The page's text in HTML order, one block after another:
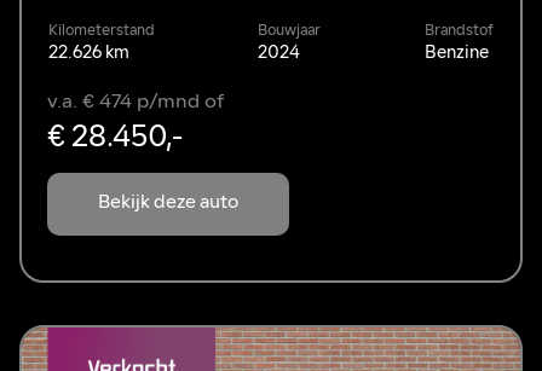
Kilometerstand
22.626 km
Bouwjaar
2024
Brandstof
Benzine
Bekijk deze auto
v.a. € 474 p/mnd of
€ 28.450,-